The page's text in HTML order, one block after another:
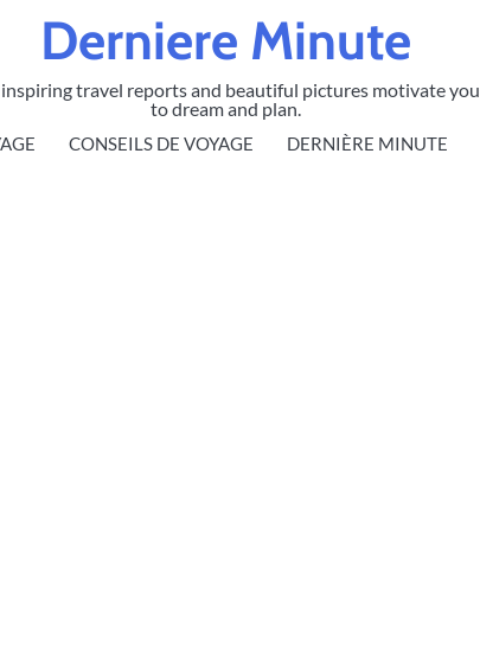
Derniere Minute
travel reports and beautiful pictures motivate you
to dream and plan.
CONSEILS DE VOYAGE DERNIÈRE MINUTE